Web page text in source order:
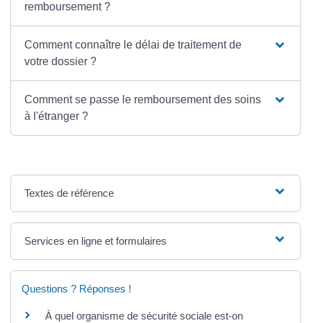
remboursement ?
Comment connaître le délai de traitement de
votre dossier ?
Comment se passe le remboursement des soins
à l'étranger ?
Textes de référence
Services en ligne et formulaires
Questions ? Réponses !
À quel organisme de sécurité sociale est-on